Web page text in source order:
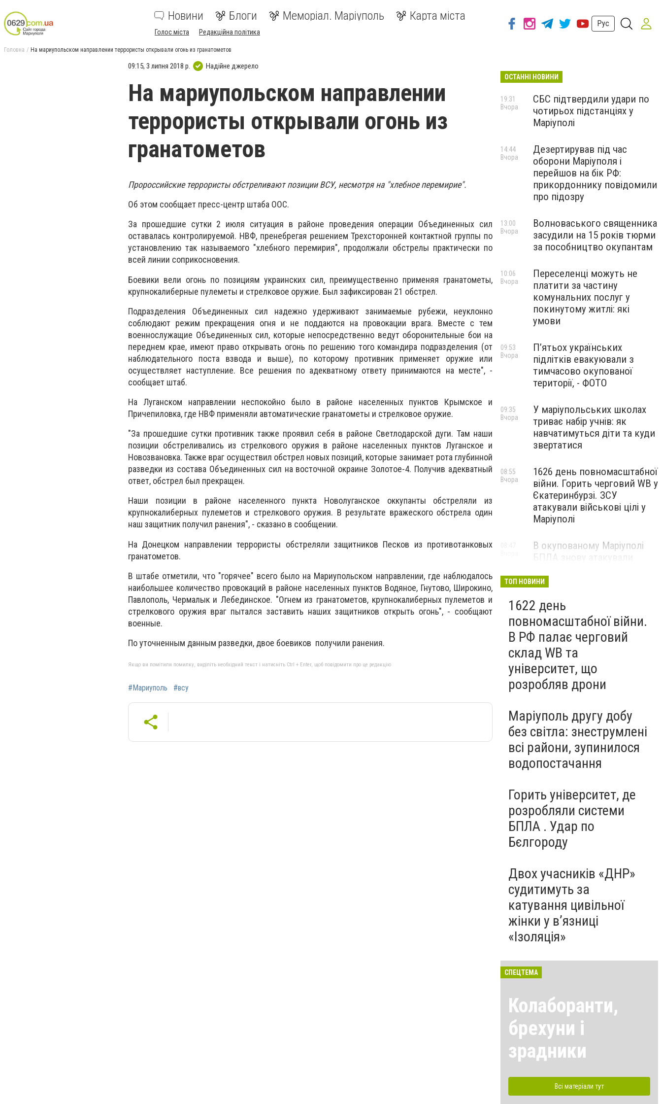
Новини Блоги Меморіал. Маріуполь Карта міста
Голос міста Редакційна політика
Рус
Головна На мариупольском направлении террористы открывали огонь из гранатометов
09:15, 3 липня 2018 р. Надійне джерело
На мариупольском направлении
террористы открывали огонь из
гранатометов
Пророссийские террористы обстреливают позиции ВСУ, несмотря на "хлебное перемирие".
Об этом сообщает пресс-центр штаба ООС.
За прошедшие сутки 2 июля ситуация в районе проведения операции Объединенных сил
оставалась контролируемой. НВФ, пренебрегая решением Трехсторонней контактной группы по
установлению так называемого "хлебного перемирия", продолжали обстрелы практически по
всей линии соприкосновения.
Боевики вели огонь по позициям украинских сил, преимущественно применяя гранатометы,
крупнокалиберные пулеметы и стрелковое оружие. Был зафиксирован 21 обстрел.
Подразделения Объединенных сил надежно удерживают занимаемые рубежи, неуклонно
соблюдают режим прекращения огня и не поддаются на провокации врага. Вместе с тем
военнослужащие Объединенных сил, которые непосредственно ведут оборонительные бои на
переднем крае, имеют право открывать огонь по решению того командира подразделения (от
наблюдательного поста взвода и выше), по которому противник применяет оружие или
осуществляет наступление. Все решения по адекватному ответу принимаются на месте", -
сообщает штаб.
На Луганском направлении неспокойно было в районе населенных пунктов Крымское и
Причепиловка, где НВФ применяли автоматические гранатометы и стрелковое оружие.
"За прошедшие сутки противник также проявил себя в районе Светлодарской дуги. Там наши
позиции обстреливались из стрелкового оружия в районе населенных пунктов Луганское и
Новозвановка. Также враг осуществил обстрел новых позиций, которые занимает рота глубинной
разведки из состава Объединенных сил на восточной окраине Золотое-4. Получив адекватный
ответ, обстрел был прекращен.
Наши позиции в районе населенного пункта Новолуганское оккупанты обстреляли из
крупнокалиберных пулеметов и стрелкового оружия. В результате вражеского обстрела один
наш защитник получил ранения", - сказано в сообщении.
На Донецком направлении террористы обстреляли защитников Песков из противотанковых
гранатометов.
В штабе отметили, что "горячее" всего было на Мариупольском направлении, где наблюдалось
наибольшее количество провокаций в районе населенных пунктов Водяное, Гнутово, Широкино,
Павлополь, Чермалык и Лебединское. "Огнем из гранатометов, крупнокалиберных пулеметов и
стрелкового оружия враг пытался заставить наших защитников открыть огонь", - сообщают
военные.
По уточненным данным разведки, двое боевиков получили ранения.
Якщо ви помітили помилку, виділіть необхідний текст і натисніть Ctrl + Enter, щоб повідомити про це редакцію
#Мариуполь #всу
ОСТАННІ НОВИНИ
СБС підтвердили удари по
чотирьох підстанціях у
Маріуполі
19:31
Вчора
Дезертирував під час
оборони Маріуполя і
перейшов на бік РФ:
прикордоннику повідомили
про підозру
14:44
Вчора
Волноваського священника
засудили на 15 років тюрми
за пособництво окупантам
13:00
Вчора
Переселенці можуть не
платити за частину
комунальних послуг у
покинутому житлі: які
умови
10:06
Вчора
П’ятьох українських
підлітків евакуювали з
тимчасово окупованої
території, - ФОТО
09:53
Вчора
У маріупольських школах
триває набір учнів: як
навчатимуться діти та куди
звертатися
09:35
Вчора
1626 день повномасштабної
війни. Горить черговий WB у
Єкатеринбурзі. ЗСУ
атакували військові цілі у
Маріуполі
08:55
Вчора
В окупованому Маріуполі
БПЛА знову атакували
— ВІДЕО
ТОП НОВИНИ
1622 день
повномасштабної війни.
В РФ палає черговий
склад WB та
університет, що
розробляв дрони
Маріуполь другу добу
без світла: знеструмлені
всі райони, зупинилося
водопостачання
Горить університет, де
розробляли системи
БПЛА . Удар по
Бєлгороду
Двох учасників «ДНР»
судитимуть за
катування цивільної
жінки у в’язниці
«Ізоляція»
СПЕЦТЕМА
Колаборанти,
брехуни і
зрадники
Всі матеріали тут